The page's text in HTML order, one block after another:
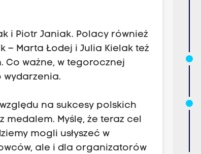
i Piotr Janiak. Polacy również
Marta Łodej i Julia Kielak też
Co ważne, w tegorocznej
wydarzenia.
na sukcesy polskich
medalem. Myślę, że teraz cel
mogli usłyszeć w
ale i dla organizatorów